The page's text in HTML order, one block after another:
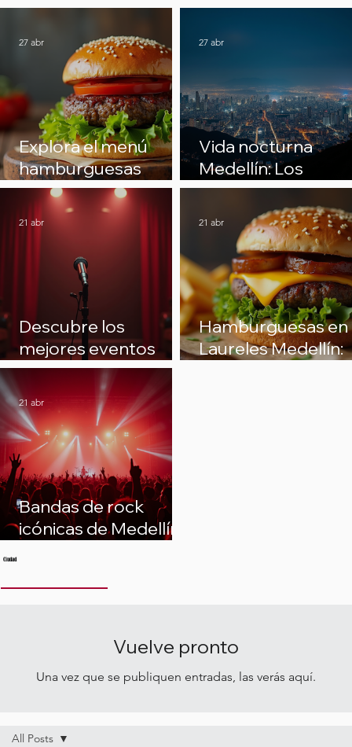
Ciudad
Explora el menú
hamburguesas
artesanales en
Medellín
27 abr
Vida nocturna
Medellín: Los
mejores planes
nocturnos en
Medellín
27 abr
Descubre los
mejores eventos
comedia Medellín:
¡Ríe sin parar en la
ciudad de la eterna
primavera!
21 abr
Hamburguesas en
Laureles Medellín:
21 abr
Bandas de rock
icónicas de Medellín:
21 abr
Vuelve pronto
Una vez que se publiquen entradas, las verás aquí.
All Posts